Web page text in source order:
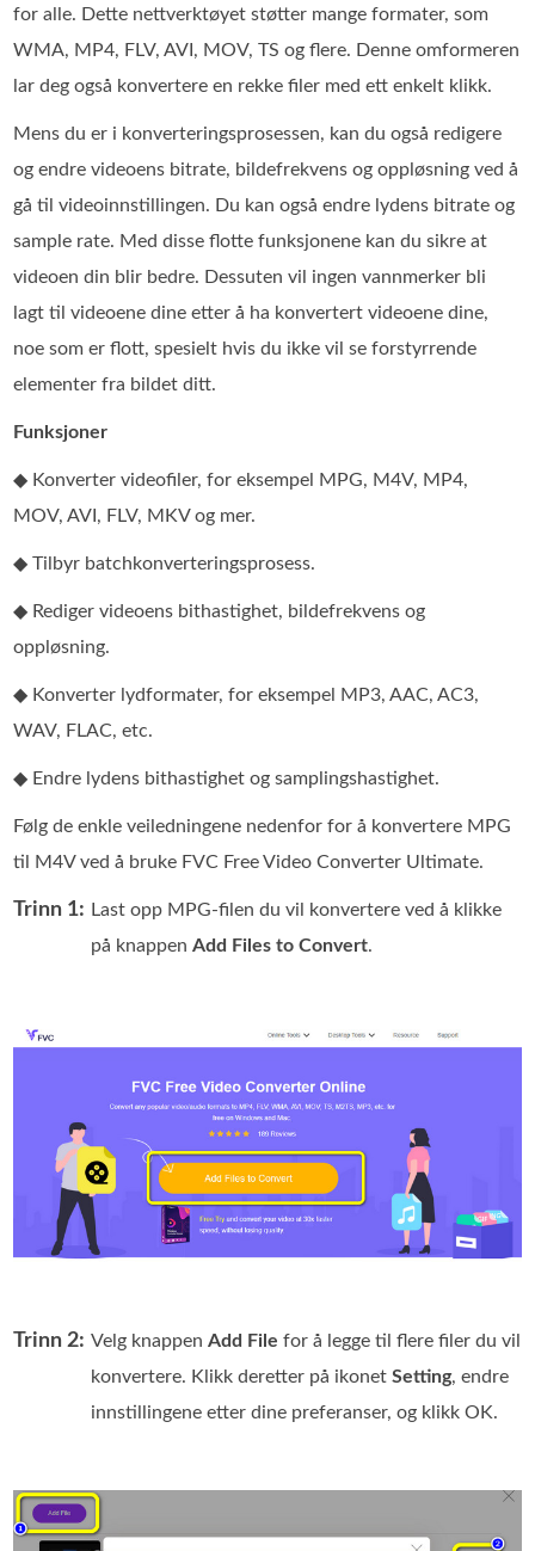
for alle. Dette nettverktøyet støtter mange formater, som
WMA, MP4, FLV, AVI, MOV, TS og flere. Denne omformeren
lar deg også konvertere en rekke filer med ett enkelt klikk.
Mens du er i konverteringsprosessen, kan du også redigere
og endre videoens bitrate, bildefrekvens og oppløsning ved å
gå til videoinnstillingen. Du kan også endre lydens bitrate og
sample rate. Med disse flotte funksjonene kan du sikre at
videoen din blir bedre. Dessuten vil ingen vannmerker bli
lagt til videoene dine etter å ha konvertert videoene dine,
noe som er flott, spesielt hvis du ikke vil se forstyrrende
elementer fra bildet ditt.
Funksjoner
◆ Konverter videofiler, for eksempel MPG, M4V, MP4,
MOV, AVI, FLV, MKV og mer.
◆ Tilbyr batchkonverteringsprosess.
◆ Rediger videoens bithastighet, bildefrekvens og
oppløsning.
◆ Konverter lydformater, for eksempel MP3, AAC, AC3,
WAV, FLAC, etc.
◆ Endre lydens bithastighet og samplingshastighet.
Følg de enkle veiledningene nedenfor for å konvertere MPG
til M4V ved å bruke FVC Free Video Converter Ultimate.
Trinn 1: Last opp MPG-filen du vil konvertere ved å klikke
på knappenAdd Files to Convert.
Trinn 2: Velg knappenAdd File for å legge til flere filer du vil
konvertere. Klikk deretter på ikonetSetting, endre
innstillingene etter dine preferanser, og klikk OK.